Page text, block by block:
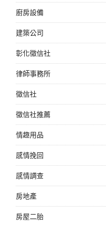
廚房設備
建築公司
彰化徵信社
律師事務所
徵信社
徵信社推薦
情趣用品
感情挽回
感情調查
房地產
房屋二胎